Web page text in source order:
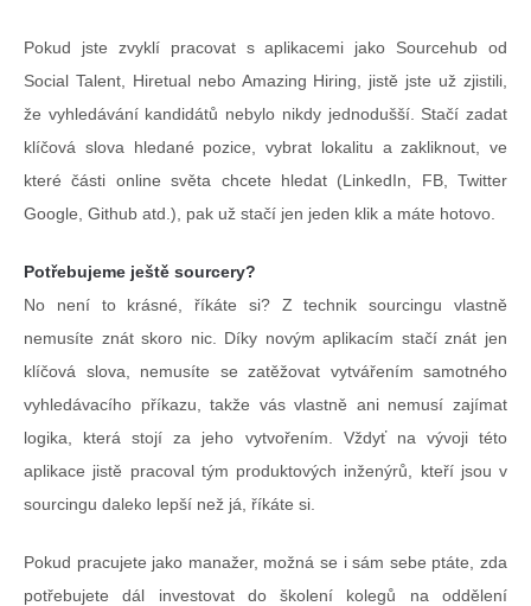
Pokud jste zvyklí pracovat s aplikacemi jako Sourcehub od
Social Talent, Hiretual nebo Amazing Hiring, jistě jste už zjistili,
že vyhledávání kandidátů nebylo nikdy jednodušší. Stačí zadat
klíčová slova hledané pozice, vybrat lokalitu a zakliknout, ve
které části online světa chcete hledat (LinkedIn, FB, Twitter
Google, Github atd.), pak už stačí jen jeden klik a máte hotovo.
Potřebujeme ještě sourcery?
No není to krásné, říkáte si? Z technik sourcingu vlastně
nemusíte znát skoro nic. Díky novým aplikacím stačí znát jen
klíčová slova, nemusíte se zatěžovat vytvářením samotného
vyhledávacího příkazu, takže vás vlastně ani nemusí zajímat
logika, která stojí za jeho vytvořením. Vždyť na vývoji této
aplikace jistě pracoval tým produktových inženýrů, kteří jsou v
sourcingu daleko lepší než já, říkáte si.
Pokud pracujete jako manažer, možná se i sám sebe ptáte, zda
potřebujete dál investovat do školení kolegů na oddělení